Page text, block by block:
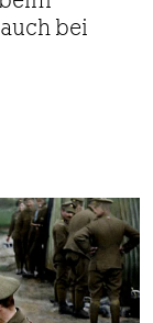
bei